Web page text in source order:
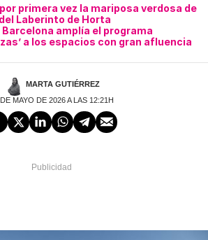
primera vez la mariposa verdosa de
Laberinto de Horta
amplía el programa
a los espacios con gran afluencia
MARTA GUTIÉRREZ
MAYO DE 2026 A LAS 12:21H